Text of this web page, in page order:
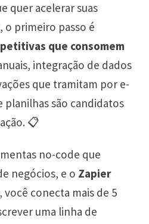
quer acelerar suas
primeiro passo é
que consomem
integração de dados
que tramitam por e-
planilhas são candidatos
📋
no-code que
negócios, e o Zapier
você conecta mais de 5
uma linha de